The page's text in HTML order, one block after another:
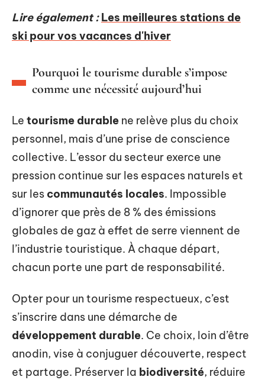
Lire également : Les meilleures stations de
ski pour vos vacances d'hiver
Pourquoi le tourisme durable s’impose
comme une nécessité aujourd’hui
Le tourisme durable ne relève plus du choix
personnel, mais d’une prise de conscience
collective. L’essor du secteur exerce une
pression continue sur les espaces naturels et
sur les communautés locales. Impossible
d’ignorer que près de 8 % des émissions
globales de gaz à effet de serre viennent de
l’industrie touristique. À chaque départ,
chacun porte une part de responsabilité.
Opter pour un tourisme respectueux, c’est
s’inscrire dans une démarche de
développement durable. Ce choix, loin d’être
anodin, vise à conjuguer découverte, respect
et partage. Préserver la biodiversité, réduire